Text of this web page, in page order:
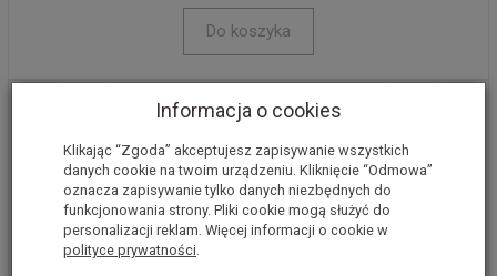
Do koszyka
Informacja o cookies
Klikając “Zgoda” akceptujesz zapisywanie wszystkich
danych cookie na twoim urządzeniu. Kliknięcie “Odmowa”
oznacza zapisywanie tylko danych niezbędnych do
funkcjonowania strony. Pliki cookie mogą służyć do
personalizacji reklam. Więcej informacji o cookie w
polityce prywatności